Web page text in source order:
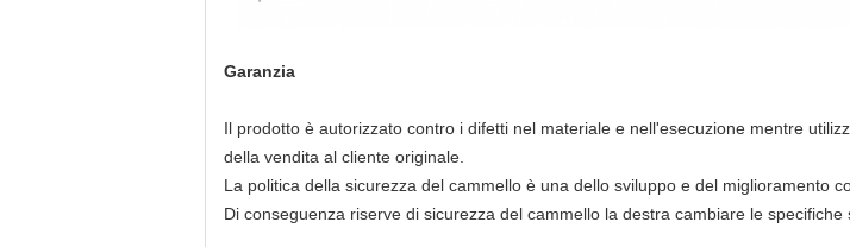
Garanzia
Il prodotto è autorizzato contro i difetti nel materiale e nell'esecuzione mentre
della vendita al cliente originale.
La politica della sicurezza del cammello è una dello sviluppo e del miglioramento
Di conseguenza riserve di sicurezza del cammello la destra cambiare le specifiche